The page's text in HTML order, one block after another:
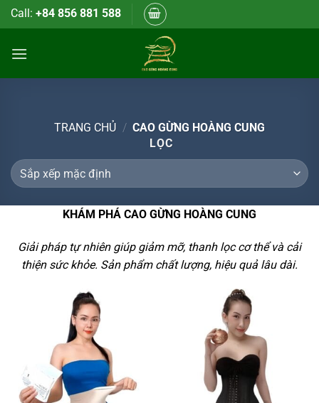
Bỏ
qua
dung
Call: +84 856 881 588
TRANG CHỦ / CAO GỪNG HOÀNG CUNG
LỌC
KHÁM PHÁ CAO GỪNG HOÀNG CUNG
Giải pháp tự nhiên giúp giảm mỡ, thanh lọc cơ thể và cải
thiện sức khỏe. Sản phẩm chất lượng, hiệu quả lâu dài.